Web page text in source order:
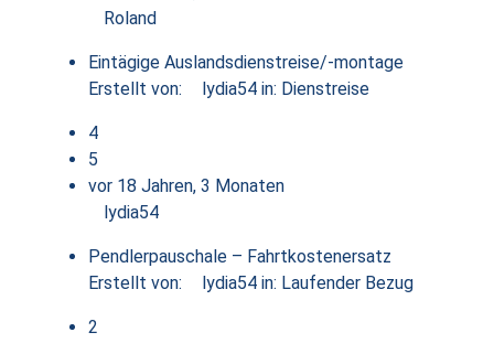
Roland
Eintägige Auslandsdienstreise/-montage
Erstellt von:
lydia54 in: Dienstreise
4
5
vor 18 Jahren, 3 Monaten
lydia54
Pendlerpauschale – Fahrtkostenersatz
Erstellt von:
lydia54 in: Laufender Bezug
2